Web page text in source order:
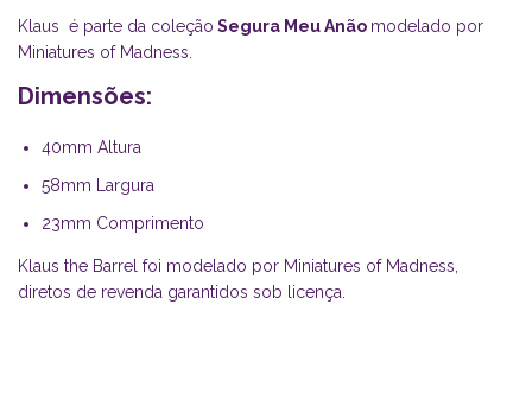
Klaus é parte da coleção Segura Meu Anão modelado por
Miniatures of Madness.
Dimensões:
40mm Altura
58mm Largura
23mm Comprimento
Klaus the Barrel foi modelado por Miniatures of Madness,
diretos de revenda garantidos sob licença.